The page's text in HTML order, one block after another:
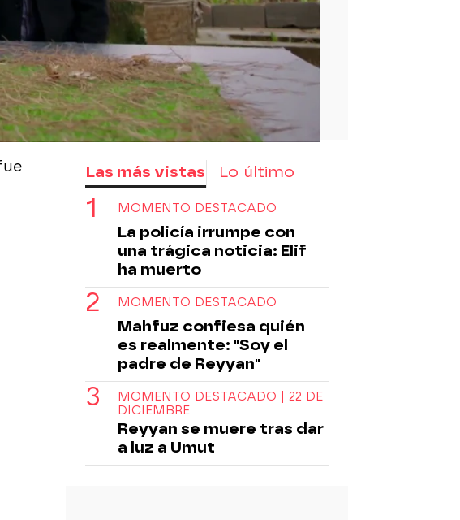
a
Las más vistas Lo último
MOMENTO DESTACADO
La policía irrumpe con
una trágica noticia: Elif
ha muerto
MOMENTO DESTACADO
Mahfuz confiesa quién
es realmente: "Soy el
padre de Reyyan"
MOMENTO DESTACADO | 22 DE
DICIEMBRE
Reyyan se muere tras dar
a luz a Umut